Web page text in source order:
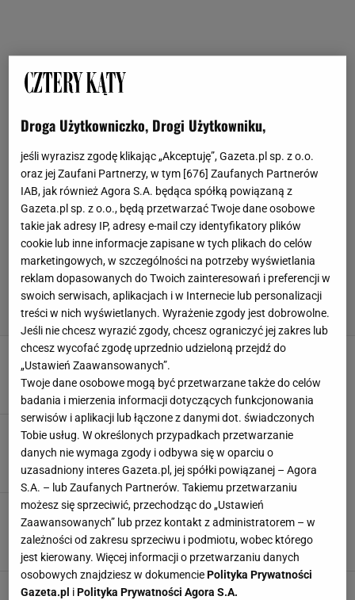
Kultowe kolorowe lodówki SMEG
AGD KOLOROWA LODÓWKA
Białe AGD - wady i zalety
AGD BIAŁE AGD KUCHNIA SPRZĘTY
Nowa pralka Whirlpool FreshCare+. Polecają ją
Zygmunt i Filip Chajzerowie
AGD AKTUALNOŚCI PRALKI WYDARZENIA
Kolorowy czajnik elektryczny - świetna ozdoba
Droga Użytkowniczko, Drogi Użytkowniku,
jeśli wyrazisz zgodę klikając „Akceptuję”, Gazeta.pl sp. z o.o.
oraz jej Zaufani Partnerzy, w tym [676] Zaufanych Partnerów
IAB, jak również Agora S.A. będąca spółką powiązaną z
Gazeta.pl sp. z o.o., będą przetwarzać Twoje dane osobowe
takie jak adresy IP, adresy e-mail czy identyfikatory plików
cookie lub inne informacje zapisane w tych plikach do celów
marketingowych, w szczególności na potrzeby wyświetlania
reklam dopasowanych do Twoich zainteresowań i preferencji w
swoich serwisach, aplikacjach i w Internecie lub personalizacji
treści w nich wyświetlanych. Wyrażenie zgody jest dobrowolne.
Jeśli nie chcesz wyrazić zgody, chcesz ograniczyć jej zakres lub
chcesz wycofać zgodę uprzednio udzieloną przejdź do
„Ustawień Zaawansowanych”.
Twoje dane osobowe mogą być przetwarzane także do celów
badania i mierzenia informacji dotyczących funkcjonowania
serwisów i aplikacji lub łączone z danymi dot. świadczonych
Tobie usług. W określonych przypadkach przetwarzanie
danych nie wymaga zgody i odbywa się w oparciu o
uzasadniony interes Gazeta.pl, jej spółki powiązanej – Agora
S.A. – lub Zaufanych Partnerów. Takiemu przetwarzaniu
możesz się sprzeciwić, przechodząc do „Ustawień
Zaawansowanych” lub przez kontakt z administratorem – w
zależności od zakresu sprzeciwu i podmiotu, wobec którego
jest kierowany. Więcej informacji o przetwarzaniu danych
osobowych znajdziesz w dokumenciePolityka Prywatności
Gazeta.pl iPolityka Prywatności Agora S.A.